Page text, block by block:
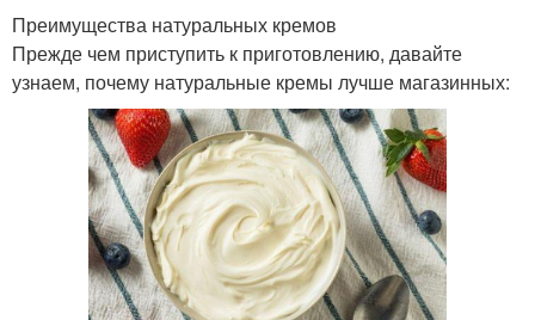
Преимущества натуральных кремов
Прежде чем приступить к приготовлению, давайте
узнаем, почему натуральные кремы лучше магазинных: